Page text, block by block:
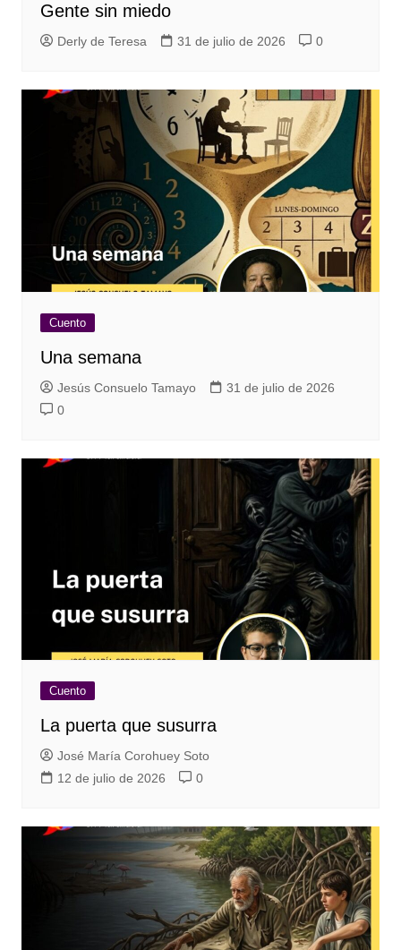
Gente sin miedo
Derly de Teresa 31 de julio de 2026 0
Cuento
Una semana
Jesús Consuelo Tamayo
31 de julio de 2026
0
Cuento
La puerta que susurra
José María Corohuey Soto
12 de julio de 2026
0